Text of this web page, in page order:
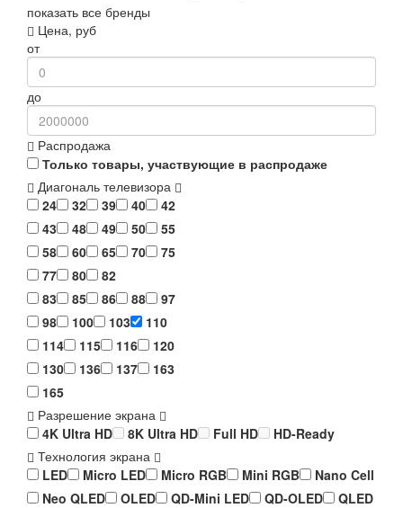
показать все бренды
Цена, руб
от
до
Распродажа
Только товары, участвующие в распродаже
Диагональ телевизора
24
32 39 40
42
43
48 49 50
55
58
60 65 70
75
77
80
82
83
85 86 88
97
98
100 103
110
114
115 116
120
130
136 137
163
165
Разрешение экрана
4K Ultra HD
8K Ultra HD Full HD
HD-Ready
Технология экрана
LED
Micro LED Micro RGB Mini RGB
Nano Cell
Neo QLED
OLED QD-Mini LED QD-OLED
QLED